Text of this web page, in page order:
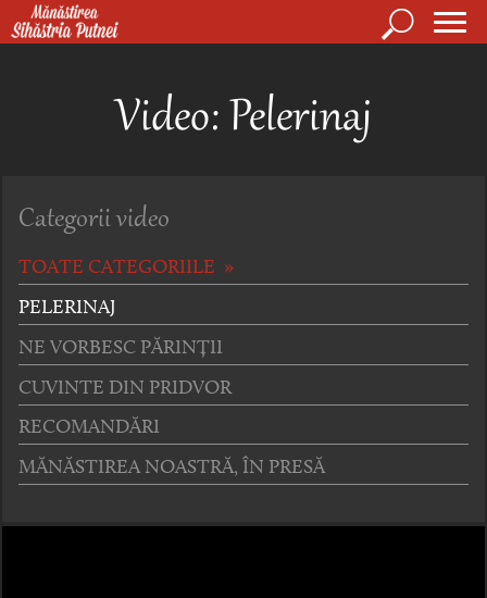
Mergi la conţinutul principal
Căutare
Video: Pelerinaj
Categorii video
TOATE CATEGORIILE »
PELERINAJ
NE VORBESC PĂRINȚII
CUVINTE DIN PRIDVOR
RECOMANDĂRI
MĂNĂSTIREA NOASTRĂ, ÎN PRESĂ